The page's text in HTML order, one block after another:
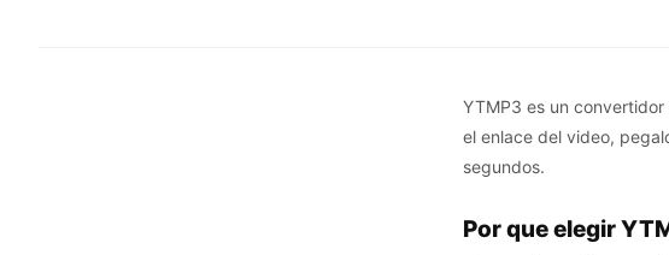
YTMP3 es un
el enlace del video,
segundos.
Por que elegir